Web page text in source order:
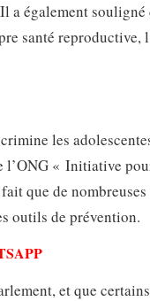
a également
santé reproductive,
les
l’ONG « Initiative
que de
outils de prévention.
et que